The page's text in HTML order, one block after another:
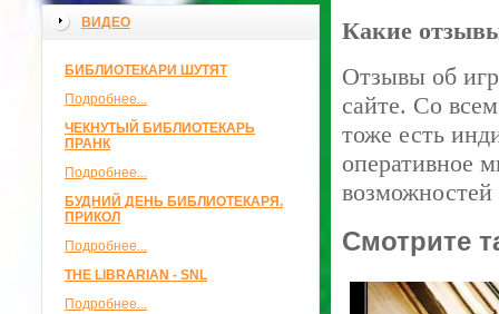
ВИДЕО
БИБЛИОТЕКАРИ ШУТЯТ
Подробнее...
ЧЕКНУТЫЙ БИБЛИОТЕКАРЬ
ПРАНК
Подробнее...
БУДНИЙ ДЕНЬ БИБЛИОТЕКАРЯ.
ПРИКОЛ
Подробнее...
THE LIBRARIAN - SNL
Подробнее...
Какие
Отзывы об
сайте. Со
тоже есть
оперативное
возможностей
Смотрите